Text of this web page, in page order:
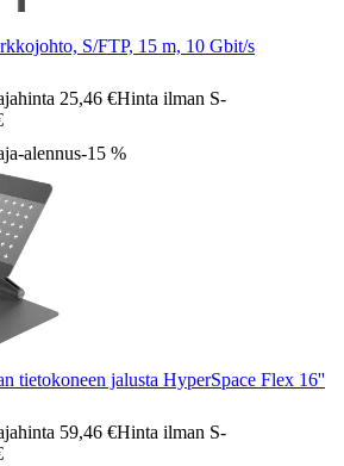
S/FTP, 15 m, 10 Gbit/s
25,46 €Hinta ilman S-
alennus-15 %
tietokoneen jalusta HyperSpace Flex 16''
59,46 €Hinta ilman S-